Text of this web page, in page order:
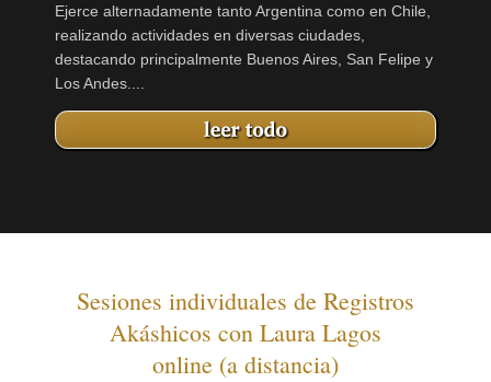
Ejerce alternadamente tanto Argentina como en Chile,
realizando actividades en diversas ciudades,
destacando principalmente Buenos Aires, San Felipe y
Los Andes....
Sesiones individuales de Registros
Akáshicos con Laura Lagos
online (a distancia)